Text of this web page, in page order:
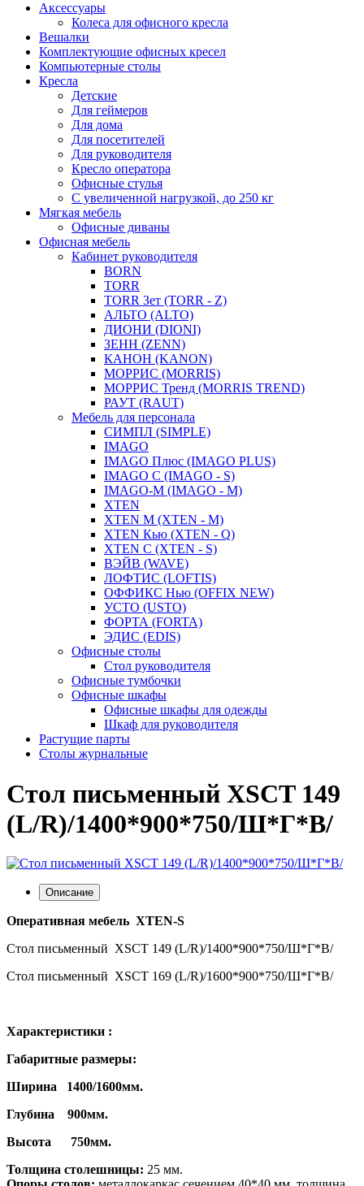
Аксессуары
Колеса для офисного кресла
Вешалки
Комплектующие офисных кресел
Компьютерные столы
Кресла
Детские
Для геймеров
Для дома
Для посетителей
Для руководителя
Кресло оператора
Офисные стулья
С увеличенной нагрузкой, до 250 кг
Мягкая мебель
Офисные диваны
Офисная мебель
Кабинет руководителя
BORN
TORR
TORR Зет (TORR - Z)
АЛЬТО (ALTO)
ДИОНИ (DIONI)
ЗЕНН (ZENN)
КАНОН (KANON)
МОРРИС (MORRIS)
МОРРИС Тренд (MORRIS TREND)
РАУТ (RAUT)
Мебель для персонала
СИМПЛ (SIMPLE)
IMAGO
IMAGO Плюс (IMAGO PLUS)
IMAGO С (IMAGO - S)
IMAGO-M (IMAGO - M)
XTEN
XTEN M (XTEN - M)
XTEN Кью (XTEN - Q)
XTEN С (XTEN - S)
ВЭЙВ (WAVE)
ЛОФТИС (LOFTIS)
ОФФИКС Нью (OFFIX NEW)
УСТО (USTO)
ФОРТА (FORTA)
ЭДИС (EDIS)
Офисные столы
Стол руководителя
Офисные тумбочки
Офисные шкафы
Офисные шкафы для одежды
Шкаф для руководителя
Растущие парты
Столы журнальные
Стол письменный XSCT 149
(L/R)/1400*900*750/Ш*Г*В/
Описание
Оперативная мебель XTEN-S
Стол письменный XSCT 149 (L/R)/1400*900*750/Ш*Г*В/
Стол письменный XSCT 169 (L/R)/1600*900*750/Ш*Г*В/
Характеристики :
Габаритные размеры:
Ширина 1400/1600мм.
Глубина 900мм.
Высота 750мм.
Толщина столешницы: 25 мм.